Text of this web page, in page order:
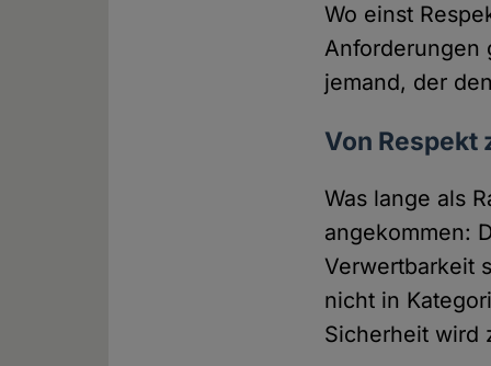
Wo einst
Anforderungen
jemand, der
Von Respekt
Was lange als
angekommen:
Verwertbarkeit
nicht in
Sicherheit wird